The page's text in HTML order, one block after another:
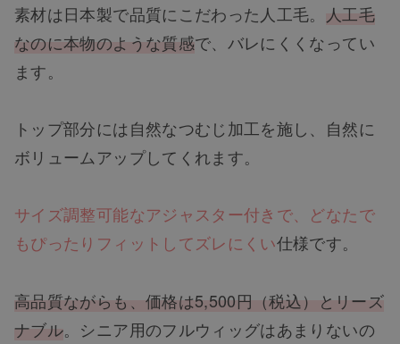
素材は日本製で品質にこだわった人工毛。
人工毛
なのに本物のような質感で、バレにくくなってい
ます。
トップ部分には自然なつむじ加工を施し、自然に
ボリュームアップしてくれます。
サイズ調整可能なアジャスター付きで、どなたで
もぴったりフィットしてズレにくい仕様です。
高品質ながらも、価格は5,500円（税込）とリーズ
ナブル。シニア用のフルウィッグはあまりないの